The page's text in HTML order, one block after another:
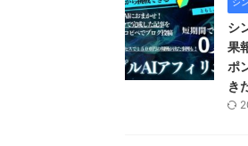
シ
果
ポ
き